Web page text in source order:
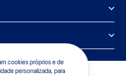
cookies próprios e de
personalizada, para